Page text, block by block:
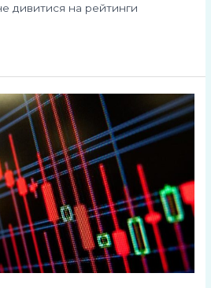
дивитися на рейтинги